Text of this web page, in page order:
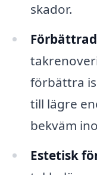
skador.
förbättra
till lägre
bekväm
Estetisk